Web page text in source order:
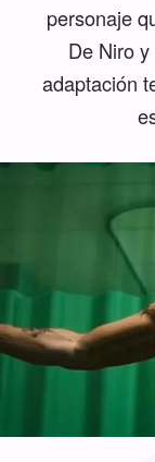
personaje
De Niro
adaptación